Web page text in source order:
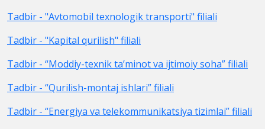
Tadbir - "Avtomobil texnologik transporti" filiali
Tadbir - "Kapital qurilish" filiali
Tadbir - “Moddiy-texnik ta’minot va ijtimoiy soha” filiali
Tadbir - “Qurilish-montaj ishlari” filiali
Tadbir - “Energiya va telekommunikatsiya tizimlai” filiali